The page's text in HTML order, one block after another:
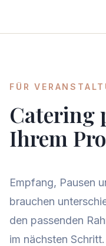
FÜR
Catering
Ihrem
Empfang, Pausen
brauchen
den passenden
im nächsten Schritt.